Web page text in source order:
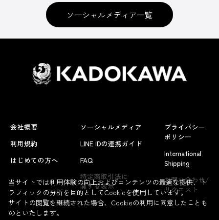
ソーシャルメディア一覧
会社概要
利用規約
はじめての方へ
ソーシャルメディア
LINE IDの連携ガイド
FAQ
特定商取引法に
関する表示
プライバシー
ポリシー
International
Shipping
お問い合わせ/
リクエスト
当サイトでは利用体験の向上およびコンテンツの最適な提供、ト
ラフィックの分析を目的としてCookieを使用しています。
サイトの閲覧を継続された場合、Cookieの利用に同意したことも
のといたします。